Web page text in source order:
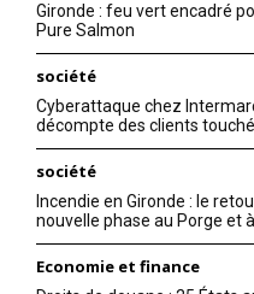
Gironde : feu vert encadré
Pure Salmon
société
Cyberattaque chez
décompte des clients
société
Incendie en Gironde : le
nouvelle phase au Porge et
Economie et finance